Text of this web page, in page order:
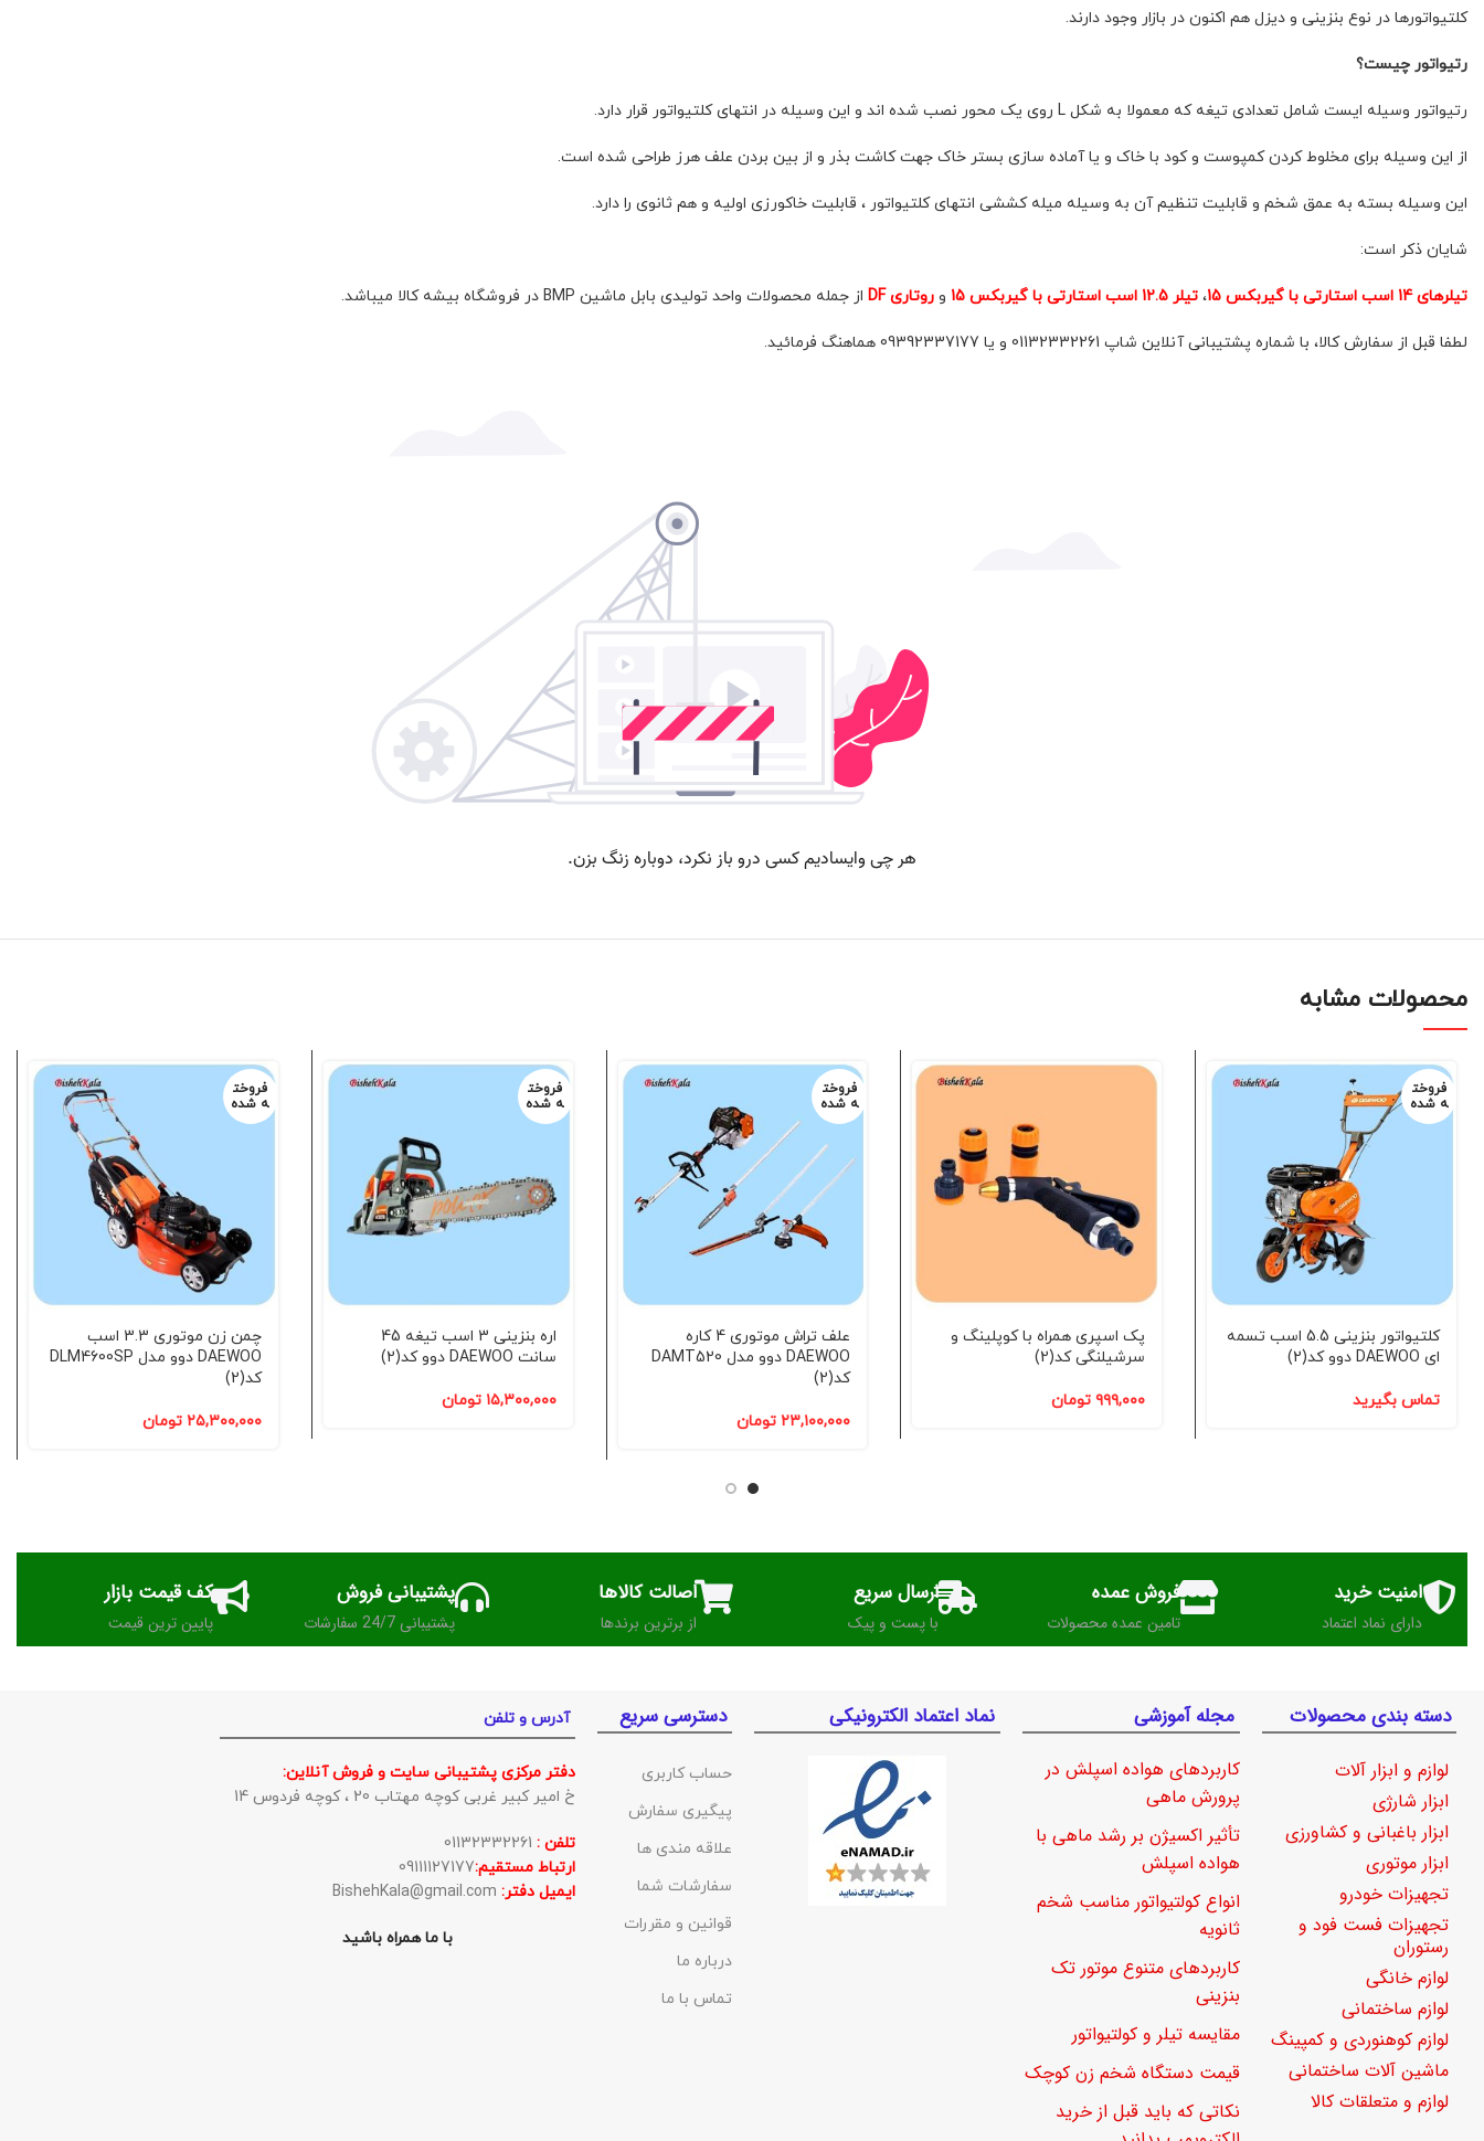
کلتیواتورها در نوع بنزینی و دیزل هم اکنون در بازار وجود دارند.
رتیواتور چیست؟
رتیواتور وسیله ایست شامل تعدادی تیغه که معمولا به شکل L روی یک محور نصب شده اند و این وسیله در انتهای کلتیواتور قرار دارد.
از این وسیله برای مخلوط کردن کمپوست و کود با خاک و یا آماده سازی بستر خاک جهت کاشت بذر و از بین بردن علف هرز طراحی شده است.
این وسیله بسته به عمق شخم و قابلیت تنظیم آن به وسیله میله کششی انتهای کلتیواتور ، قابلیت خاکورزی اولیه و هم ثانوی را دارد.
شایان ذکر است:
تیلرهای 14 اسب استارتی با گیربکس 15 ، تیلر 12.5 اسب استارتی با گیربکس 15 و روتاری DF از جمله محصولات واحد تولیدی بابل ماشین BMP در فروشگاه بیشه کالا میباشد.
لطفا قبل از سفارش کالا، با شماره پشتیبانی آنلاین شاپ 01132332261 و یا 09392337177 هماهنگ فرمائید.
محصولات مشابه
فروخت
ه شده
کلتیواتور بنزینی 5.5 اسب تسمه
ای DAEWOO دوو کد(2)
تماس بگیرید
پک اسپری همراه با کوپلینگ و
سرشیلنگی کد(2)
۹۹۹,۰۰۰ تومان
فروخت
ه شده
علف تراش موتوری 4 کاره
DAEWOO دوو مدل DAMT520
کد(2)
۲۳,۱۰۰,۰۰۰ تومان
فروخت
ه شده
اره بنزینی 3 اسب تیغه 45
سانت DAEWOO دوو کد(2)
۱۵,۳۰۰,۰۰۰ تومان
فروخت
ه شده
چمن زن موتوری 3.3 اسب
DAEWOO دوو مدل DLM4600SP
کد(2)
۲۵,۳۰۰,۰۰۰ تومان
امنیت خرید
دارای نماد اعتماد
فروش عمده
تامین عمده محصولات
ارسال سریع
با پست و پیک
اصالت کالاها
از برترین برندها
پشتیبانی فروش
پشتیبانی 24/7 سفارشات
کف قیمت بازار
پایین ترین قیمت
دسته بندی محصولات
لوازم و ابزار آلات
ابزار شارژی
ابزار باغبانی و کشاورزی
ابزار موتوری
تجهیزات خودرو
تجهیزات فست فود و
رستوران
لوازم خانگی
لوازم ساختمانی
لوازم کوهنوردی و کمپینگ
ماشین آلات ساختمانی
لوازم و متعلقات کالا
مجله آموزشی
کاربردهای هواده اسپلش در
پرورش ماهی
تأثیر اکسیژن بر رشد ماهی با
هواده اسپلش
انواع کولتیواتور مناسب شخم
ثانویه
کاربردهای متنوع موتور تک
بنزینی
مقایسه تیلر و کولتیواتور
قیمت دستگاه شخم زن کوچک
نکاتی که باید قبل از خرید
نماد اعتماد الکترونیکی دسترسی سریع
حساب کاربری
پیگیری سفارش
علاقه مندی ها
سفارشات شما
قوانین و مقررات
درباره ما
تماس با ما
آدرس و تلفن
دفتر مرکزی پشتیبانی سایت و فروش آنلاین:
خ امیر کبیر غربی کوچه مهتاب 20 ، کوچه فردوس 14
تلفن :
ارتباط مستقیم:09111127177
ایمیل دفتر:
با ما همراه باشید